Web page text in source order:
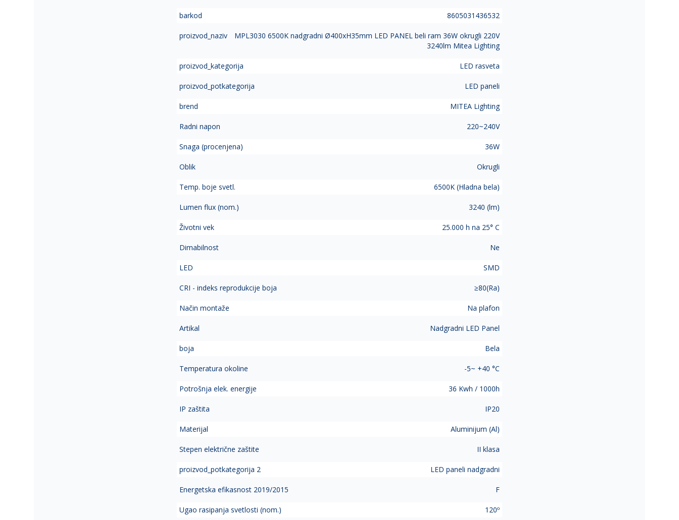
barkod 8605031436532
proizvod_naziv
MPL3030 6500K nadgradni Ø400xH35mm LED PANEL beli ram 36W okrugli 220V
3240lm Mitea Lighting
proizvod_kategorija LED rasveta
proizvod_potkategorija LED paneli
brend MITEA Lighting
Radni napon 220~240V
Snaga (procenjena) 36W
Oblik Okrugli
Temp. boje svetl. 6500K (Hladna bela)
Lumen flux (nom.) 3240 (lm)
Životni vek 25.000 h na 25° C
Dimabilnost Ne
LED SMD
CRI - indeks reprodukcije boja ≥80(Ra)
Način montaže Na plafon
Artikal Nadgradni LED Panel
boja Bela
Temperatura okoline -5~ +40 °C
Potrošnja elek. energije 36 Kwh / 1000h
IP zaštita IP20
Materijal Aluminijum (Al)
Stepen električne zaštite II klasa
proizvod_potkategorija 2 LED paneli nadgradni
Energetska efikasnost 2019/2015 F
Ugao rasipanja svetlosti (nom.) 120º